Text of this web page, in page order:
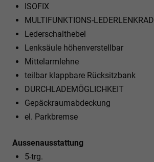
ISOFIX
MULTIFUNKTIONS-LEDERLENKRAD
Lederschalthebel
Lenksäule höhenverstellbar
Mittelarmlehne
teilbar klappbare Rücksitzbank
DURCHLADEMÖGLICHKEIT
Gepäckraumabdeckung
el. Parkbremse
Aussenausstattung
5-trg.